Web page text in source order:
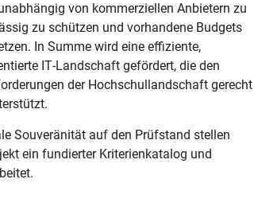
von kommerziellen Anbietern zu
zu schützen und vorhandene Budgets
In Summe wird eine effiziente,
IT-Landschaft gefördert, die den
der Hochschullandschaft gerecht
Souveränität auf den Prüfstand stellen
ein fundierter Kriterienkatalog und